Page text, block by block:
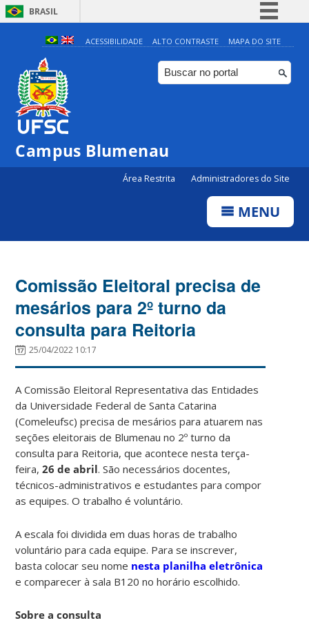
BRASIL
Simplifique!
Comunica BR
Participe
ACESSIBILIDADE ALTO CONTRASTE MAPA DO SITE
Campus Blumenau
Área Restrita Administradores do Site
MENU
Comissão Eleitoral precisa de
mesários para 2º turno da
consulta para Reitoria
25/04/2022 10:17
A Comissão Eleitoral Representativa das Entidades
da Universidade Federal de Santa Catarina
(Comeleufsc) precisa de mesários para atuarem nas
seções eleitorais de Blumenau no 2º turno da
consulta para Reitoria, que acontece nesta terça-
feira,26 de abril. São necessários docentes,
técnicos-administrativos e estudantes para compor
as equipes. O trabalho é voluntário.
A escala foi dividida em duas horas de trabalho
voluntário para cada equipe. Para se inscrever,
basta colocar seu nome nesta planilha eletrônica
e comparecer à sala B120 no horário escolhido.
Sobre a consulta